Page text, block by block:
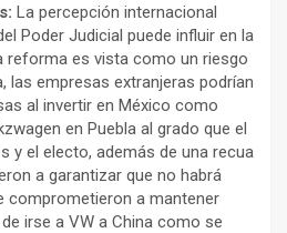
La percepción internacional
Poder Judicial puede influir en la
reforma es vista como un riesgo
las empresas extranjeras podrían
al invertir en México como
en Puebla al grado que el
y el electo, además de una recua
a garantizar que no habrá
comprometieron a mantener
irse a VW a China como se